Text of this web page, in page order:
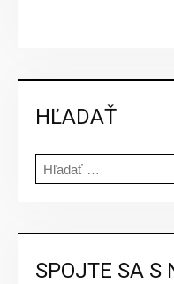
HĽADAŤ
Hľadať:
SPOJTE SA S